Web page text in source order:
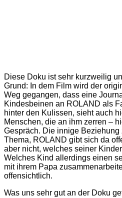
Diese Doku ist sehr kurzweilig
Grund: In dem Film wird der
Weg gegangen, dass eine
Kindesbeinen an ROLAND als
hinter den Kulissen, sieht auch
Menschen, die an ihm zerren –
Gespräch. Die innige
Thema, ROLAND gibt sich da
aber nicht, welches seiner
Welches Kind allerdings einen
mit ihrem Papa
offensichtlich.
Was uns sehr gut an der Doku